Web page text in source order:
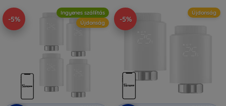
-5%
Ingyenes szállítás
Újdonság
-5%
Újdonság